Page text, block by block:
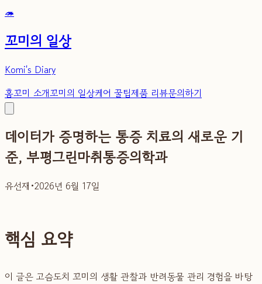
🦔
꼬미의 일상
Komi's Diary
홈꼬미 소개꼬미의 일상케어 꿀팁제품 리뷰문의하기
데이터가 증명하는 통증 치료의 새로운 기
준, 부평그린마취통증의학과
유선재 •2026년 6월 17일
핵심 요약
이 글은 고슴도치 꼬미의 생활 관찰과 반려동물 관리 경험을 바탕